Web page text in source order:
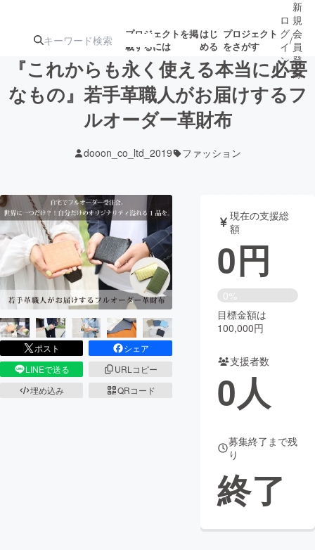
プロジェクトを掲
載するには
はじ
める
プロジェクト
をさがす
注目のリ
注目の新着プロ募集終了が近いプ
テクノロジー・ガジェット
映像・映画 書籍・雑誌
ビジネス・起業 チャレンジ
まちづくり・地域活性化
CAMPFIRE for Social Good
CAMPFIRE Creation
コミュニティ
ロ
グ
イ
ン
/
新
規
会
員
登
録
『これからも永く使える本当に必要
なもの』若手革職人がお届けするフ
ルオーダー革財布
dooon_co_ltd_2019 ファッション
ポスト
シェア
LINEで送る
URLコピー
埋め込み
QRコード
現在の支援総
額
0円
0%
目標金額は
100,000円
支援者数
0人
募集終了まで残
り
終了